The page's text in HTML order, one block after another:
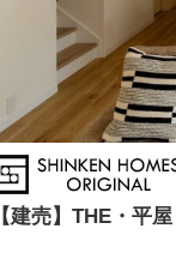
【建売】THE・平